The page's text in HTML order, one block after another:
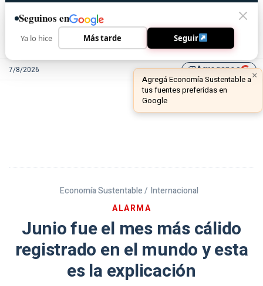
7/8/2026 library_addAgreganos
Economía Sustentable / Internacional
ALARMA
Junio fue el mes más cálido
registrado en el mundo y esta
es la explicación
Seguinos en
Ya lo hice Más tarde Seguir